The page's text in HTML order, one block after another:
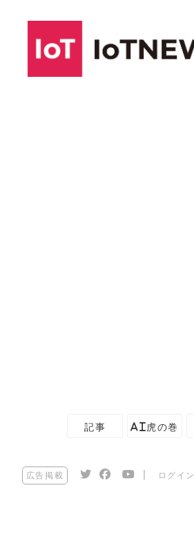
記事 AI虎の巻
広告掲載 ログイン